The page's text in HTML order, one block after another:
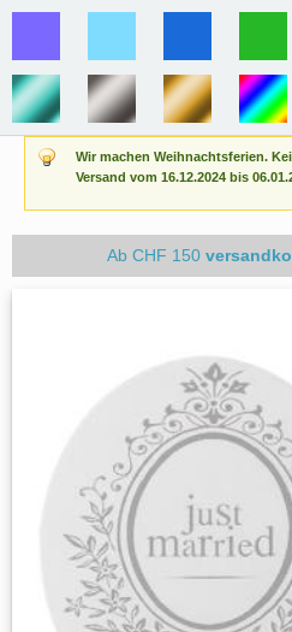
Wir machen Weihnachtsferien.
Versand vom 16.12.2024 bis
Ab CHF 150